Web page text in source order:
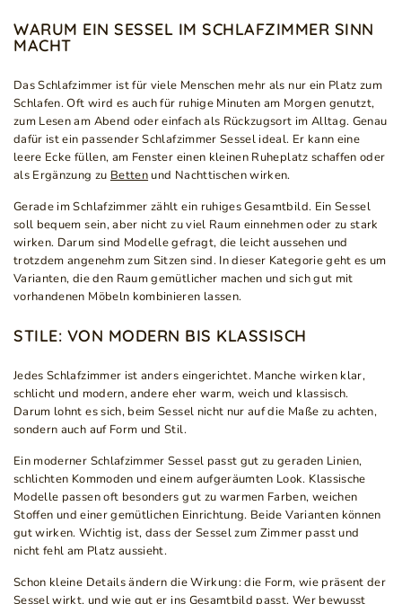
WARUM EIN SESSEL IM SCHLAFZIMMER SINN
MACHT
Das Schlafzimmer ist für viele Menschen mehr als nur ein Platz zum
Schlafen. Oft wird es auch für ruhige Minuten am Morgen genutzt,
zum Lesen am Abend oder einfach als Rückzugsort im Alltag. Genau
dafür ist ein passender Schlafzimmer Sessel ideal. Er kann eine
leere Ecke füllen, am Fenster einen kleinen Ruheplatz schaffen oder
als Ergänzung zu Betten und Nachttischen wirken.
Gerade im Schlafzimmer zählt ein ruhiges Gesamtbild. Ein Sessel
soll bequem sein, aber nicht zu viel Raum einnehmen oder zu stark
wirken. Darum sind Modelle gefragt, die leicht aussehen und
trotzdem angenehm zum Sitzen sind. In dieser Kategorie geht es um
Varianten, die den Raum gemütlicher machen und sich gut mit
vorhandenen Möbeln kombinieren lassen.
STILE: VON MODERN BIS KLASSISCH
Jedes Schlafzimmer ist anders eingerichtet. Manche wirken klar,
schlicht und modern, andere eher warm, weich und klassisch.
Darum lohnt es sich, beim Sessel nicht nur auf die Maße zu achten,
sondern auch auf Form und Stil.
Ein moderner Schlafzimmer Sessel passt gut zu geraden Linien,
schlichten Kommoden und einem aufgeräumten Look. Klassische
Modelle passen oft besonders gut zu warmen Farben, weichen
Stoffen und einer gemütlichen Einrichtung. Beide Varianten können
gut wirken. Wichtig ist, dass der Sessel zum Zimmer passt und
nicht fehl am Platz aussieht.
Schon kleine Details ändern die Wirkung: die Form, wie präsent der
Sessel wirkt, und wie gut er ins Gesamtbild passt. Wer bewusst